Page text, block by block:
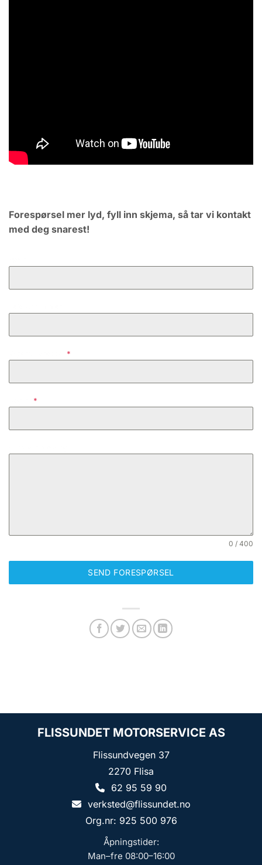
Forespørsel mer lyd, fyll inn skjema, så tar vi kontakt
med deg snarest!
*
*
0 / 400
SEND FORESPØRSEL
FLISSUNDET MOTORSERVICE AS
Flissundvegen 37
2270 Flisa
62 95 59 90
verksted@flissundet.no
Org.nr: 925 500 976
Åpningstider:
Man–fre 08:00–16:00